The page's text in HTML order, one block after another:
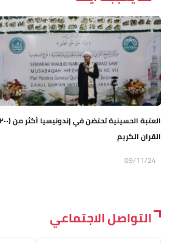
القران الكريم
09/11/24
التواصل الاجتماعي